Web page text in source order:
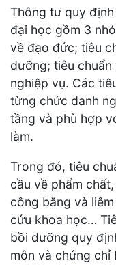
Thông tư quy
đại học gồm 3
về đạo đức; tiêu
dưỡng; tiêu
nghiệp vụ. Các
từng chức danh
tầng và phù hợp
làm.
Trong đó, tiêu
cầu về phẩm
công bằng và
cứu khoa học…
bồi dưỡng quy
môn và chứng chỉ